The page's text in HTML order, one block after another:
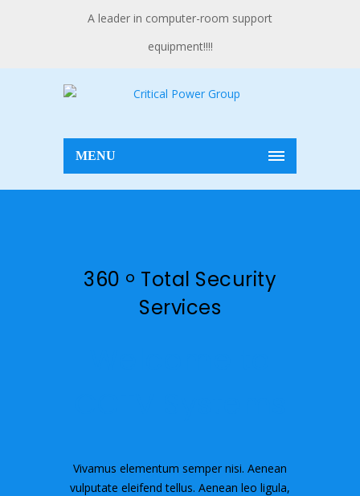
A leader in computer-room support
equipment!!!!
MENU
360 o Total Security
Services
Vivamus elementum semper nisi. Aenean
vulputate eleifend tellus. Aenean leo ligula,